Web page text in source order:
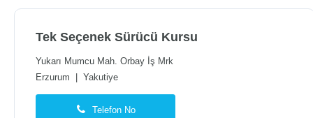
Tek Seçenek Sürücü Kursu
Yukarı Mumcu Mah. Orbay İş Mrk
Erzurum
Yakutiye
Telefon No